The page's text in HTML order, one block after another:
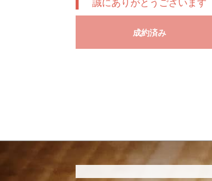
誠にありがとうございます
成約済み